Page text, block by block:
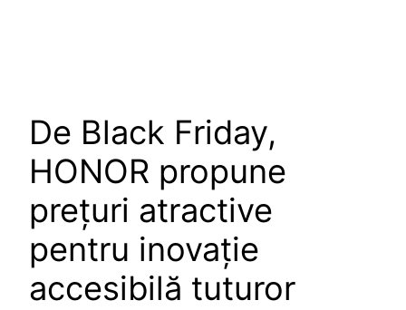
De Black Friday,
HONOR propune
prețuri atractive
pentru inovație
accesibilă tuturor